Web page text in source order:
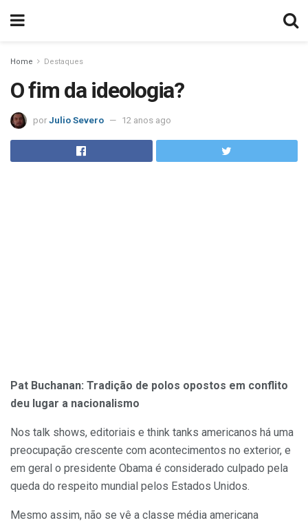
Home Destaques
O fim da ideologia?
por Julio Severo 12 anos ago
Pat Buchanan: Tradição de polos opostos em conflito
deu lugar a nacionalismo
Nos talk shows, editoriais e think tanks americanos há uma
preocupação crescente com acontecimentos no exterior, e
em geral o presidente Obama é considerado culpado pela
queda do respeito mundial pelos Estados Unidos.
Mesmo assim, não se vê a classe média americana